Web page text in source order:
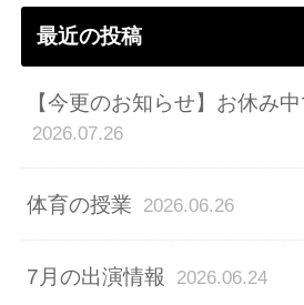
最近の投稿
【今更のお知らせ】お休み中
2026.07.26
体育の授業 2026.06.26
7月の出演情報 2026.06.24